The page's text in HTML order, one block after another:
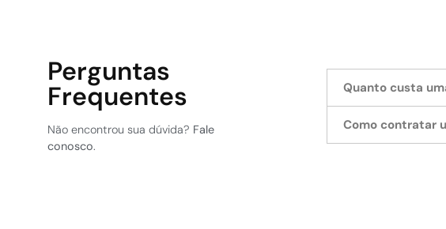
de novos padrões na carreira.
Esporte e negócios são muito mais parecidos do que
colaborador corporativo: a competitividade , a busca
Perguntas
Frequentes
Não encontrou sua dúvida? Fale
conosco.
Quanto custa
Como contratar